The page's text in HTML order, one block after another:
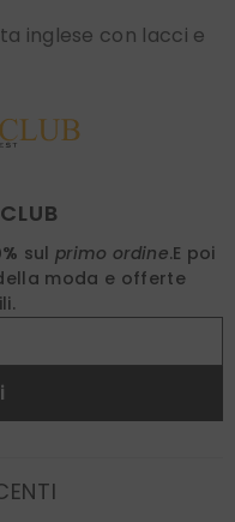
inglese con lacci e
sulprimo ordine.E poi
moda e offerte